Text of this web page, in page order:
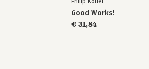
Good Works!
€ 31,84